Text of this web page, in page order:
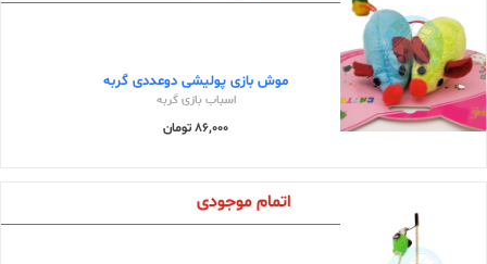
موش بازی پولیشی دوعددی گربه
اسباب بازی گربه
86,000 تومان
اتمام موجودی